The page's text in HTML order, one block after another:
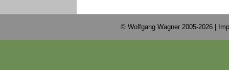
© Wolfgang Wagner 2005-2026 |